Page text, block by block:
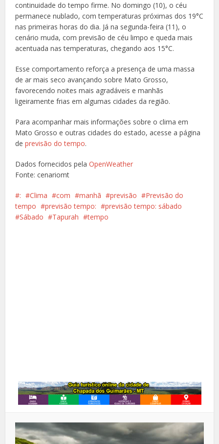
continuidade do tempo firme. No domingo (10), o céu
permanece nublado, com temperaturas próximas dos 19°C
nas primeiras horas do dia. Já na segunda-feira (11), o
cenário muda, com previsão de céu limpo e queda mais
acentuada nas temperaturas, chegando aos 15°C.
Esse comportamento reforça a presença de uma massa
de ar mais seco avançando sobre Mato Grosso,
favorecendo noites mais agradáveis e manhãs
ligeiramente frias em algumas cidades da região.
Para acompanhar mais informações sobre o clima em
Mato Grosso e outras cidades do estado, acesse a página
deprevisão do tempo.
Dados fornecidos pelaOpenWeather
Fonte: cenariomt
‍️‍️: Clima com manhã previsão
Previsão do
tempo
previsão tempo:
previsão tempo: sábado
Sábado
Tapurah tempo